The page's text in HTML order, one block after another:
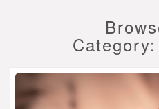
Category: